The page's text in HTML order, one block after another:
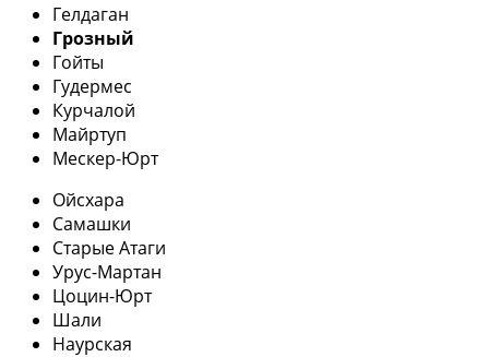
Гелдаган
Грозный
Гойты
Гудермес
Курчалой
Майртуп
Мескер-Юрт
Ойсхара
Самашки
Старые Атаги
Урус-Мартан
Цоцин-Юрт
Шали
Наурская